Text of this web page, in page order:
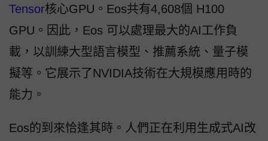
Tensor核心GPU。Eos共有4,608個 H100
GPU。因此，Eos 可以處理最大的AI工作負
載，以訓練大型語言模型、推薦系統、量子模
擬等。它展示了NVIDIA技術在大規模應用時的
能力。
Eos的到來恰逢其時。人們正在利用生成式AI改